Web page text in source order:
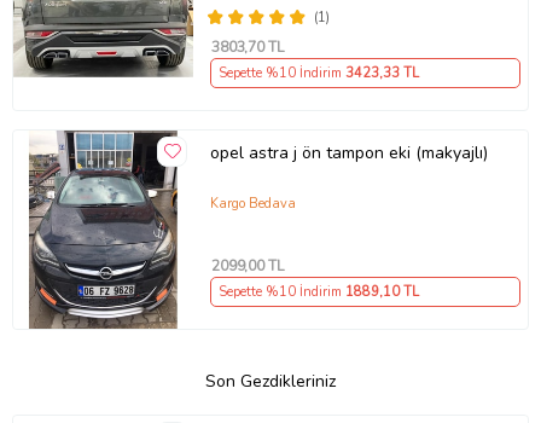
(1)
3803,70 TL
Sepette %10 İndirim 3423,33 TL
opel astra j ön tampon eki (makyajlı)
Kargo Bedava
2099,00 TL
Sepette %10 İndirim 1889,10 TL
Son Gezdikleriniz